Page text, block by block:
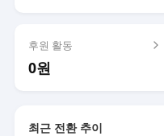
후원 활동
0원
최근 전환 추이